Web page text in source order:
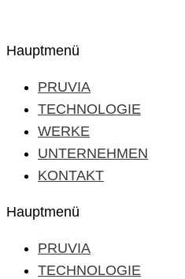
Hauptmenü
PRUVIA
TECHNOLOGIE
WERKE
UNTERNEHMEN
KONTAKT
Hauptmenü
PRUVIA
TECHNOLOGIE